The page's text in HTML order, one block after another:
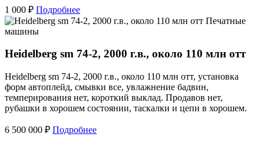
1 000 ₽ Подробнее
Печатные
машины
Heidelberg sm 74-2, 2000 г.в., около 110 млн отт
Heidelberg sm 74-2, 2000 г.в., около 110 млн отт, установка
форм автоплейд, смывки все, увлажнение бадвин,
темперирования нет, короткий выклад. Продавов нет,
рубашки в хорошем состоянии, таскалки и цепи в хорошем.
6 500 000 ₽ Подробнее